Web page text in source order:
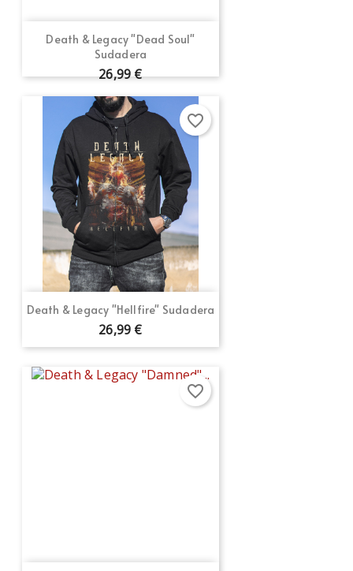
Death & Legacy "Dead Soul"
Sudadera
26,99 €
Death & Legacy "Hellfire" Sudadera
26,99 €
favorite_border
favorite_border